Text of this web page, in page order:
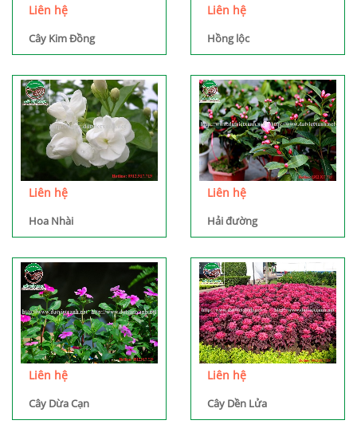
Liên hệ
Cây Kim Đồng
Liên hệ
Hồng lộc
Liên hệ
Hoa Nhài
Liên hệ
Hải đường
Liên hệ
Cây Dừa Cạn
Liên hệ
Cây Dền Lửa